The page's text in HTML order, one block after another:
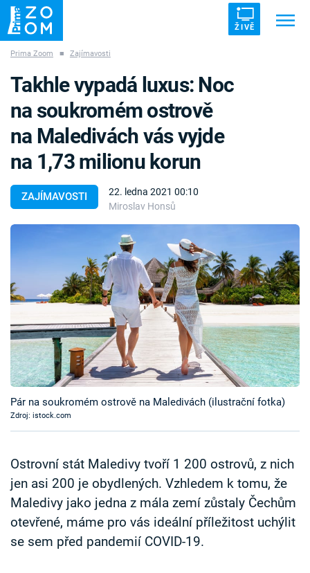
ŽIVĚ
ZÁHADY VETŘELCI DÁVNOVĚKU
Témata
Témata
TV Program
Časopis
Sledujte prima+
Přihlášení
Prima Zoom ■ Zajímavosti
ZAJÍMAVOSTI
22. ledna 2021 00:10
Miroslav Honsů
Takhle vypadá luxus: Noc
na soukromém ostrově
na Maledivách vás vyjde
na 1,73 milionu korun
Pár na soukromém ostrově na Maledivách (ilustrační fotka)
Zdroj: istock.com
Ostrovní stát Maledivy tvoří 1 200 ostrovů, z nich
jen asi 200 je obydlených. Vzhledem k tomu, že
Maledivy jako jedna z mála zemí zůstaly Čechům
otevřené, máme pro vás ideální příležitost uchýlit
se sem před pandemií COVID-19.